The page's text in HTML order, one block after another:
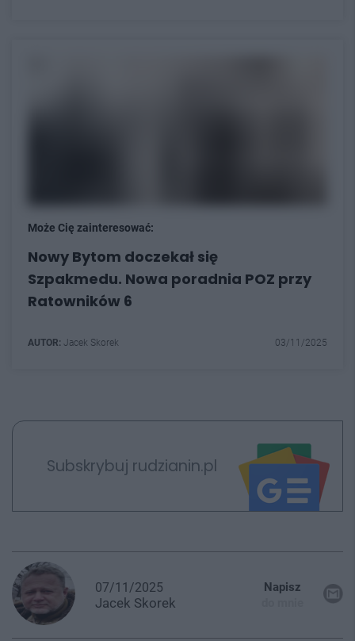
Może Cię zainteresować:
Nowy Bytom doczekał się
Szpakmedu. Nowa poradnia POZ przy
Ratowników 6
AUTOR: Jacek Skorek 03/11/2025
Subskrybuj rudzianin.pl
07/11/2025
Jacek Skorek
Napisz